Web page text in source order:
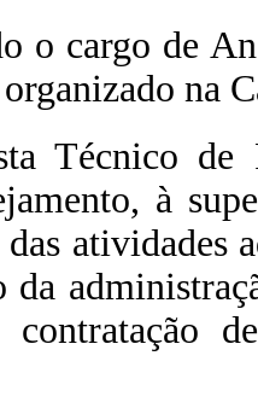
o cargo de
na
Técnico de
à
das
da